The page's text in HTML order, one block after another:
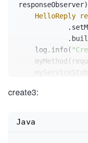
responseObserver)
HelloReply
    log.info(
    responseObserver.onCompleted();
create3:
Java